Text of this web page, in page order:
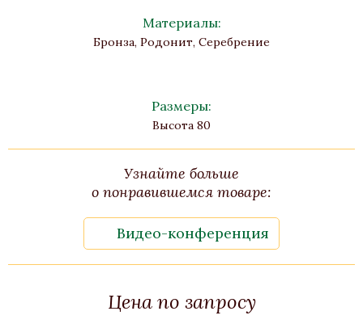
Материалы:
Бронза, Родонит, Серебрение
Размеры:
Высота 80
Узнайте больше
о понравившемся товаре:
Видео-конференция
Цена по запросу